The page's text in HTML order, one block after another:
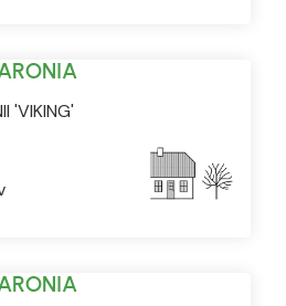
'VIKING'